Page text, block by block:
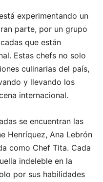
experimentando un
parte, por un grupo
que están
Estas chefs no solo
culinarias del país,
y llevando los
internacional.
se encuentran las
Henríquez, Ana Lebrón
como Chef Tita. Cada
indeleble en la
por sus habilidades